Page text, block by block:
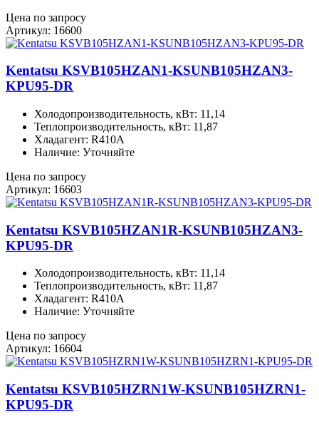
Цена по запросу
Артикул: 16600
Kentatsu KSVB105HZAN1-KSUNB105HZAN3-
KPU95-DR
Холодопроизводительность, кВт: 11,14
Теплопроизводительность, кВт: 11,87
Хладагент: R410A
Наличие: Уточняйте
Цена по запросу
Артикул: 16603
Kentatsu KSVB105HZAN1R-KSUNB105HZAN3-
KPU95-DR
Холодопроизводительность, кВт: 11,14
Теплопроизводительность, кВт: 11,87
Хладагент: R410A
Наличие: Уточняйте
Цена по запросу
Артикул: 16604
Kentatsu KSVB105HZRN1W-KSUNB105HZRN1-
KPU95-DR